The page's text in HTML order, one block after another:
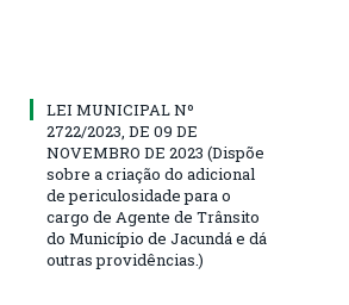
LEI MUNICIPAL Nº
2722/2023, DE 09 DE
NOVEMBRO DE 2023 (Dispõe
sobre a criação do adicional
de periculosidade para o
cargo de Agente de Trânsito
do Município de Jacundá e dá
outras providências.)